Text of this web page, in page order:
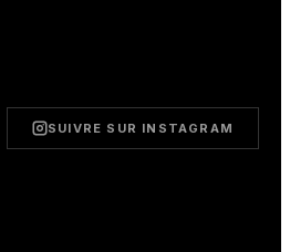
SUIVRE SUR INSTAGRAM